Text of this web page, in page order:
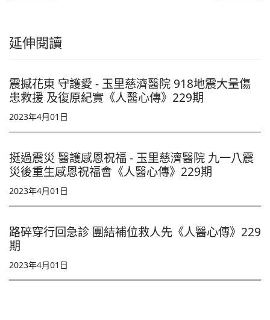
延伸閱讀
震撼花東 守護愛 - 玉里慈濟醫院 918地震大量傷
患救援 及復原紀實《人醫心傳》229期
2023年4月01日
挺過震災 醫護感恩祝福 - 玉里慈濟醫院 九一八震
災後重生感恩祝福會《人醫心傳》229期
2023年4月01日
路碎穿行回急診 團結補位救人先《人醫心傳》229
期
2023年4月01日